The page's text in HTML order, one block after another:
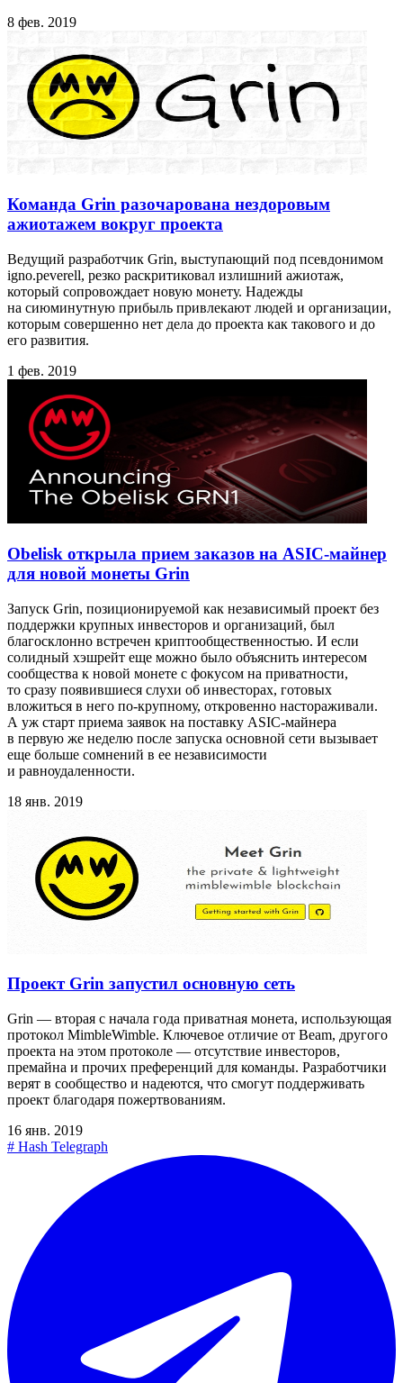
8 фев. 2019
Команда Grin разочарована нездоровым
ажиотажем вокруг проекта
Ведущий разработчик Grin, выступающий под псевдонимом
igno.peverell, резко раскритиковал излишний ажиотаж,
который сопровождает новую монету. Надежды
на сиюминутную прибыль привлекают людей и организации,
которым совершенно нет дела до проекта как такового и до
его развития.
1 фев. 2019
Obelisk открыла прием заказов на ASIC-майнер
для новой монеты Grin
Запуск Grin, позиционируемой как независимый проект без
поддержки крупных инвесторов и организаций, был
благосклонно встречен криптообщественностью. И если
солидный хэшрейт еще можно было объяснить интересом
сообщества к новой монете с фокусом на приватности,
то сразу появившиеся слухи об инвесторах, готовых
вложиться в него по-крупному, откровенно настораживали.
А уж старт приема заявок на поставку ASIC-майнера
в первую же неделю после запуска основной сети вызывает
еще больше сомнений в ее независимости
и равноудаленности.
18 янв. 2019
Проект Grin запустил основную сеть
Grin — вторая с начала года приватная монета, использующая
протокол MimbleWimble. Ключевое отличие от Beam, другого
проекта на этом протоколе — отсутствие инвесторов,
премайна и прочих преференций для команды. Разработчики
верят в сообщество и надеются, что смогут поддерживать
проект благодаря пожертвованиям.
16 янв. 2019
# Hash Telegraph